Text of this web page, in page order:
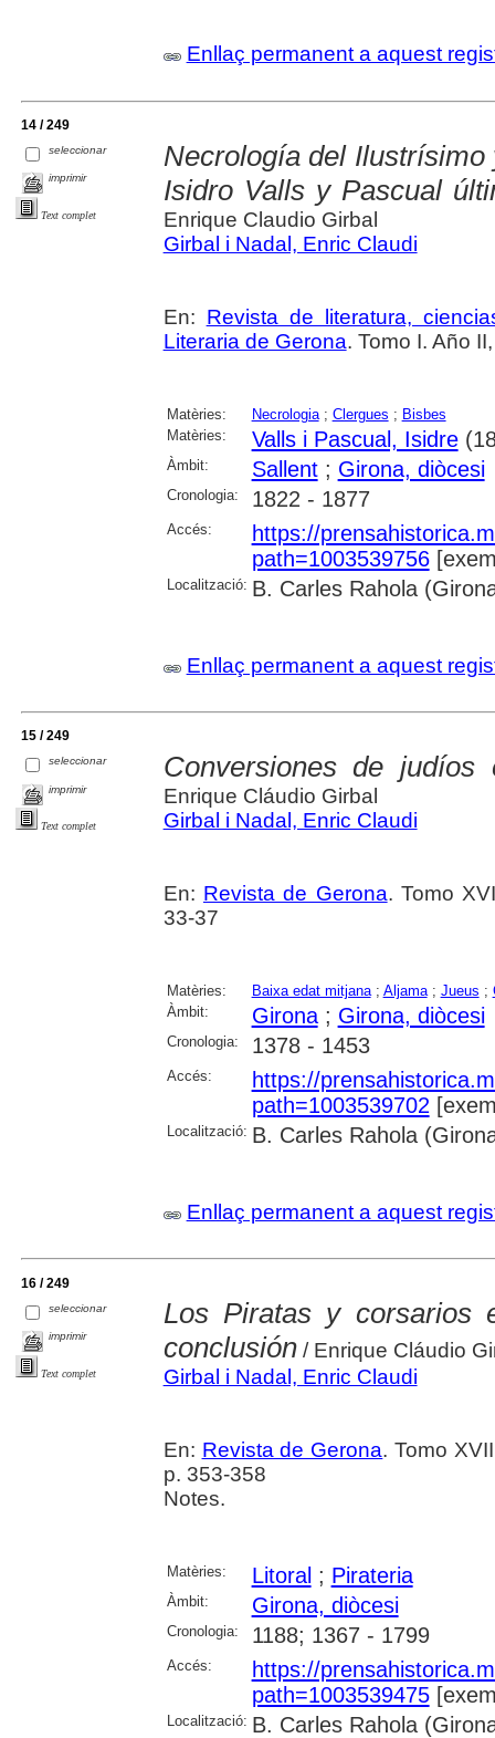
Enllaç permanent a aquest
14 / 249
seleccionar
imprimir
Text complet
Necrología del
Isidro Valls y Pascual
Enrique Claudio Girbal
Girbal i Nadal, Enric Claudi
En: Revista de literatura,
Literaria de Gerona. Tomo I. Año
Matèries: Necrologia; Clergues ; Bisbes
Matèries:
Valls i Pascual, Isidre
Àmbit: Sallent; Girona, diòcesi
Cronologia: 1822 - 1877
Accés:
https://
path=1003539756
Localització: B. Carles Rahola
Enllaç permanent a aquest
15 / 249
seleccionar
imprimir
Text complet
Conversiones de
Enrique Cláudio Girbal
Girbal i Nadal, Enric Claudi
En: Revista de Gerona. Tomo
33-37
Matèries: Baixa edat mitjana; Aljama; Jueus ;
Àmbit:
Girona; Girona, diòcesi
Cronologia: 1378 - 1453
Accés:
https://
path=1003539702
Localització: B. Carles Rahola
Enllaç permanent a aquest
16 / 249
seleccionar
imprimir
Text complet
Los Piratas y corsarios
conclusión/ Enrique Cláudio
Girbal i Nadal, Enric Claudi
En: Revista de Gerona. Tomo
p. 353-358
Notes.
Matèries: Litoral ; Pirateria
Àmbit: Girona, diòcesi
Cronologia: 1188; 1367 - 1799
Accés:
https://
path=1003539475
Localització: B. Carles Rahola